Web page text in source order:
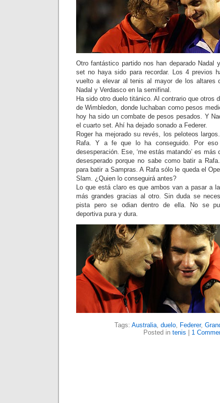
Otro fantástico partido nos han deparado Nadal
set no haya sido para recordar. Los 4 previos
vuelto a elevar al tenis al mayor de los altares
Nadal y Verdasco en la semifinal.
Ha sido otro duelo titánico. Al contrario que otros
de Wimbledon, donde luchaban como pesos
hoy ha sido un combate de pesos pesados. Y
el cuarto set. Ahí ha dejado sonado a Federer.
Roger ha mejorado su revés, los peloteos
Rafa. Y a fe que lo ha conseguido. Por
desesperación. Ese, ‘me estás matando’ es más
desesperado porque no sabe como batir a
para batir a Sampras. A Rafa sólo le queda el
Slam. ¿Quien lo conseguirá antes?
Lo que está claro es que ambos van a pasar a
más grandes gracias al otro. Sin duda se
pista pero se odian dentro de ella. No se
deportiva pura y dura.
Tags: Australia, duelo, Federer,
Posted in tenis 1